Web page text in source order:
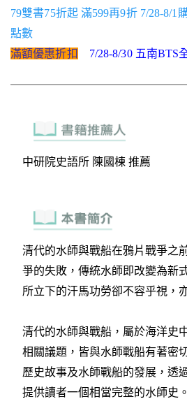
79雙書75折起 滿599再9折 7/28-8/1
點數
滿額優惠折扣
7/28-8/30 五南BTS